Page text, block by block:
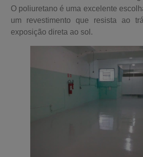
O poliuretano é uma excelente
um revestimento que resista ao
exposição direta ao sol.